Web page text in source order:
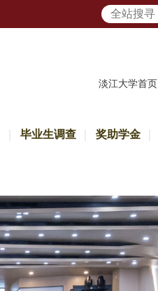
淡江大学首页
毕业生调查 奖助学金